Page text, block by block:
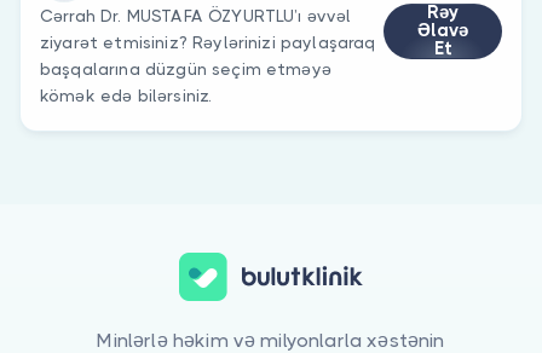
Cərrah Dr. MUSTAFA ÖZYURTLU’ı əvvəl
ziyarət etmisiniz? Rəylərinizi paylaşaraq
başqalarına düzgün seçim etməyə
kömək edə bilərsiniz.
Rəy
Əlavə
Et
Minlərlə həkim və milyonlarla xəstənin